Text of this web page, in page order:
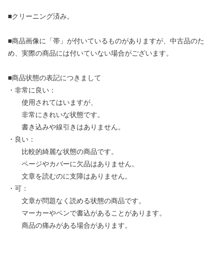
■クリーニング済み。
■商品画像に「帯」が付いているものがありますが、中古品のた
め、実際の商品には付いていない場合がございます。
■商品状態の表記につきまして
・非常に良い：
使用されてはいますが、
非常にきれいな状態です。
書き込みや線引きはありません。
・良い：
比較的綺麗な状態の商品です。
ページやカバーに欠品はありません。
文章を読むのに支障はありません。
・可：
文章が問題なく読める状態の商品です。
マーカーやペンで書込があることがあります。
商品の痛みがある場合があります。